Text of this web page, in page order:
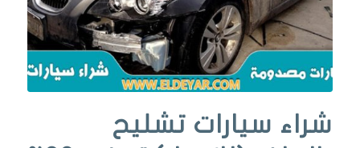
شراء سيارات تشليح